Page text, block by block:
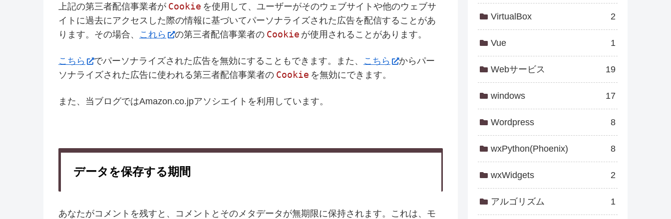
上記の第三者配信事業者が Cookie を使用して、ユーザーがそのウェブサイトや他のウェブサ
イトに過去にアクセスした際の情報に基づいてパーソナライズされた広告を配信することがあ
ります。その場合、 これら の第三者配信事業者の Cookie が使用されることがあります。
こちら でパーソナライズされた広告を無効にすることもできます。また、 こちら
からパー
ソナライズされた広告に使われる第三者配信事業者の Cookie を無効にできます。
また、当ブログではAmazon.co.jpアソシエイトを利用しています。
データを保存する期間
あなたがコメントを残すと、コメントとそのメタデータが無期限に保持されます。これは、モ
VirtualBox 2
Vue 1
Webサービス 19
windows 17
Wordpress 8
wxPython(Phoenix) 8
wxWidgets 2
アルゴリズム 1